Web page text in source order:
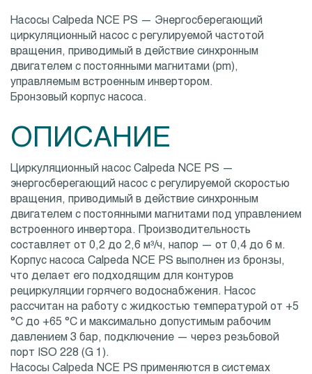
Насосы Calpeda NCE PS — Энергосберегающий
циркуляционный насос с регулируемой частотой
вращения, приводимый в действие синхронным
двигателем с постоянными магнитами (pm),
управляемым встроенным инвертором.
Бронзовый корпус насоса.
ОПИСАНИЕ
Циркуляционный насос Calpeda NCE PS —
энергосберегающий насос с регулируемой скоростью
вращения, приводимый в действие синхронным
двигателем с постоянными магнитами под управлением
встроенного инвертора. Производительность
составляет от 0,2 до 2,6 м³/ч, напор — от 0,4 до 6 м.
Корпус насоса Calpeda NCE PS выполнен из бронзы,
что делает его подходящим для контуров
рециркуляции горячего водоснабжения. Насос
рассчитан на работу с жидкостью температурой от +5
°C до +65 °C и максимально допустимым рабочим
давлением 3 бар, подключение — через резьбовой
порт ISO 228 (G 1).
Насосы Calpeda NCE PS применяются в системах